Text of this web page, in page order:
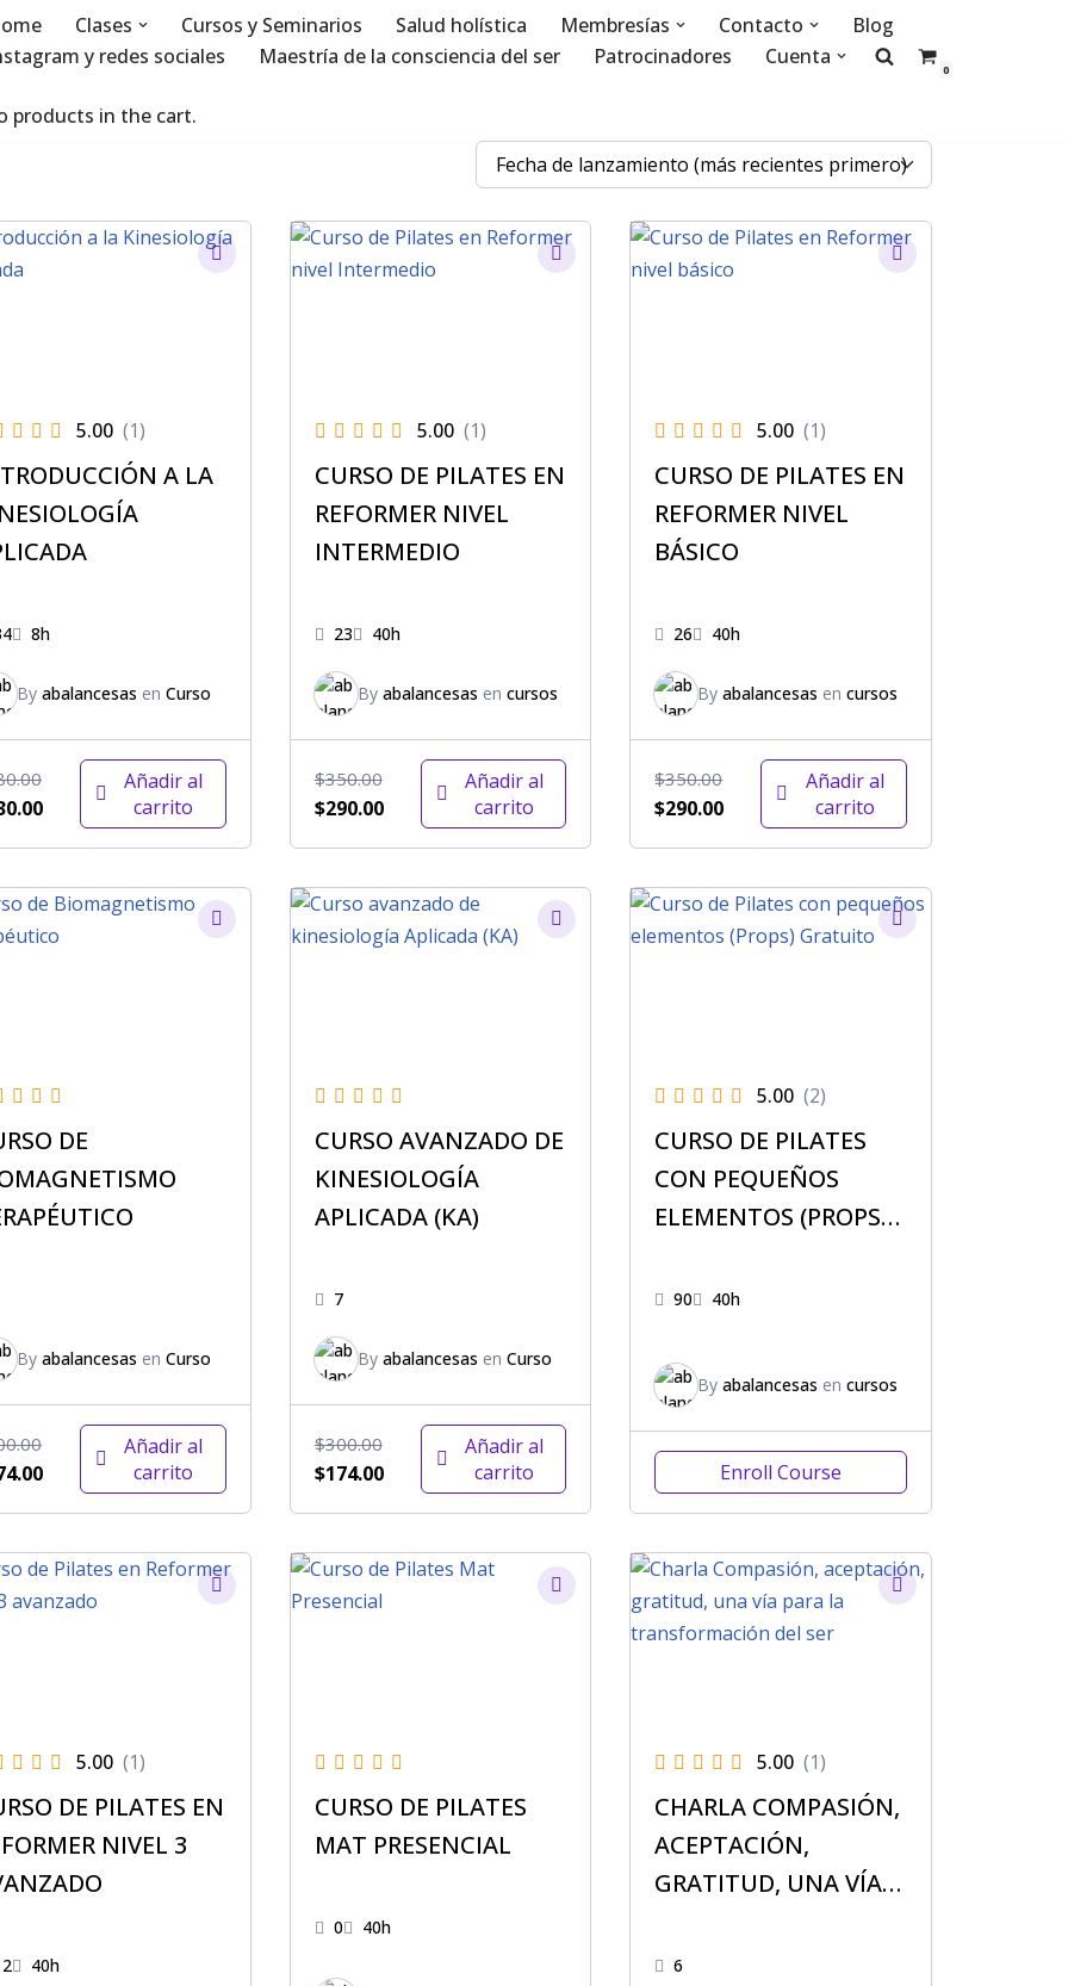
Clases Cursos y Seminarios Salud holística Membresías Contacto
Blog
y redes sociales
Maestría de la consciencia del ser Patrocinadores Cuenta
0
products in the cart.
5.00 (1)
A LA
8h
By abalancesas en Curso
Añadir al
carrito
5.00 (1)
CURSO DE PILATES EN
REFORMER NIVEL
INTERMEDIO
23 40h
By abalancesas en cursos
$350.00
$290.00
Añadir al
carrito
5.00 (1)
CURSO DE PILATES EN
REFORMER NIVEL
BÁSICO
26 40h
Byabalancesas encursos
$350.00
$290.00
Añadir al
carrito
DE
By abalancesas en Curso
Añadir al
carrito
CURSO AVANZADO DE
KINESIOLOGÍA
APLICADA (KA)
7
By abalancesas en Curso
$300.00
$174.00
Añadir al
carrito
5.00 (2)
CURSO DE PILATES
CON PEQUEÑOS
ELEMENTOS (PROPS)
90 40h
Byabalancesas encursos
Enroll Course
5.00 (1)
DE PILATES EN
NIVEL 3
40h
CURSO DE PILATES
MAT PRESENCIAL
0 40h
5.00 (1)
CHARLA COMPASIÓN,
ACEPTACIÓN,
GRATITUD, UNA VÍA
TRANSFORMACIÓN
6